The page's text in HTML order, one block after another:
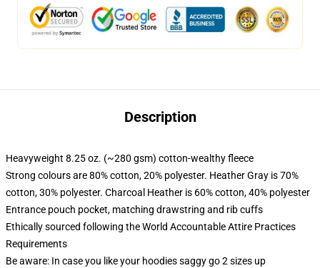
Description
Heavyweight 8.25 oz. (~280 gsm) cotton-wealthy fleece
Strong colours are 80% cotton, 20% polyester. Heather Gray is 70%
cotton, 30% polyester. Charcoal Heather is 60% cotton, 40% polyester
Entrance pouch pocket, matching drawstring and rib cuffs
Ethically sourced following the World Accountable Attire Practices
Requirements
Be aware: In case you like your hoodies saggy go 2 sizes up